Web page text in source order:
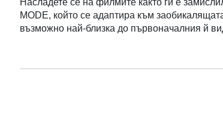
MODE, който се адаптира към
възможно най-близка до първоначалния й